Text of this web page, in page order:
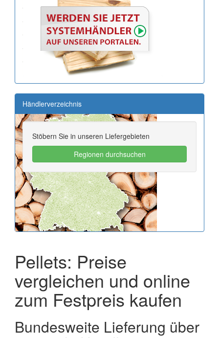
Händlerverzeichnis
Stöbern Sie in unseren Liefergebieten
Regionen durchsuchen
Pellets: Preise
vergleichen und online
zum Festpreis kaufen
Bundesweite Lieferung über